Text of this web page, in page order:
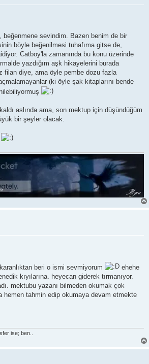
beğenmene sevindim. Bazen benim de bir
böyle beğenilmesi tuhafıma gitse de,
Catboy'la zamanında bu konu üzerinde
yazdığım aşk hikayelerini burada
filan diye, ama öyle pembe dozu fazla
(ki öyle şak kitaplarını bende
aslında ama, son mektup için düşündüğüm
bir şeyler olacak.
beri o ismi sevmiyorum
ehehe
kıyılarına. heyecan giderek tırmanıyor.
mektubu yazanı bilmeden okumak çok
hemen tahmin edip okumaya devam etmekte
ise; ben..